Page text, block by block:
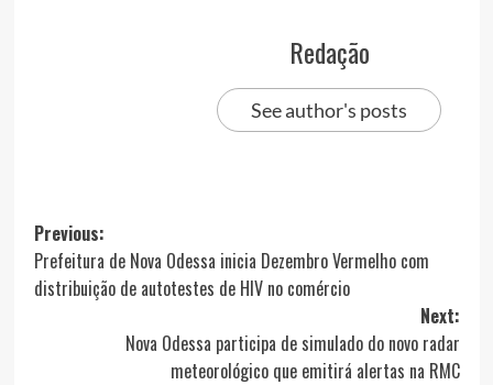
Redação
See author's posts
Post
navigation
Previous:
Prefeitura de Nova Odessa inicia Dezembro Vermelho com
distribuição de autotestes de HIV no comércio
Next:
Nova Odessa participa de simulado do novo radar
meteorológico que emitirá alertas na RMC